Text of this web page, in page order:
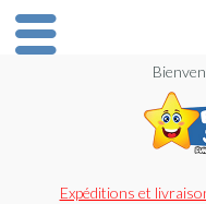
Expéditions et